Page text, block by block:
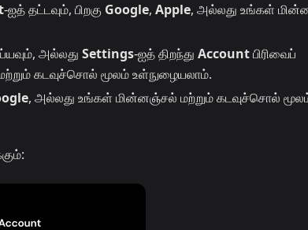
-ஐத் தட்டவும், பிறகு Google, Apple, அல்லது உங்கள்
அல்லது Settings-ஐத் திறந்து Accountபிரிவைப்
கடவுச்சொல் மூலம் உள்நுழையலாம்.
, அல்லது உங்கள் மின்னஞ்சல் மற்றும் கடவுச்சொல்